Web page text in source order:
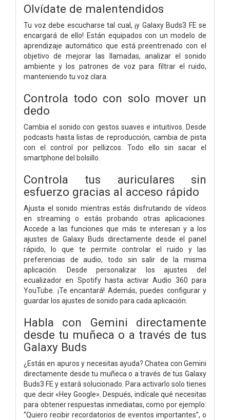
Olvídate de malentendidos
Tu voz debe escucharse tal cual, ¡y Galaxy Buds3 FE se
encargará de ello! Están equipados con un modelo de
aprendizaje automático que está preentrenado con el
objetivo de mejorar las llamadas, analizar el sonido
ambiente y los patrones de voz para filtrar el ruido,
manteniendo tu voz clara.
Controla todo con solo mover un
dedo
Cambia el sonido con gestos suaves e intuitivos. Desde
podcasts hasta listas de reproducción, cambia de pista
con el control por pellizcos. Todo ello sin sacar el
smartphone del bolsillo.
Controla tus auriculares sin
esfuerzo gracias al acceso rápido
Ajusta el sonido mientras estás disfrutando de vídeos
en streaming o estás probando otras aplicaciones.
Accede a las funciones que más te interesan y a los
ajustes de Galaxy Buds directamente desde el panel
rápido, lo que te permite controlar el ruido y las
preferencias de audio, todo sin salir de la misma
aplicación. Desde personalizar los ajustes del
ecualizador en Spotify hasta activar Audio 360 para
YouTube. ¡Te encantará! Además, puedes configurar y
guardar los ajustes de sonido para cada aplicación.
Habla con Gemini directamente
desde tu muñeca o a través de tus
Galaxy Buds
¿Estás en apuros y necesitas ayuda? Chatea con Gemini
directamente desde tu muñeca o a través de tus Galaxy
Buds3 FE y estará solucionado. Para activarlo solo tienes
que decir «Hey Google». Después, indícale qué necesitas
para obtener respuestas inmediatas, como por ejemplo:
“Quiero recibir recordatorios de eventos importantes”, o